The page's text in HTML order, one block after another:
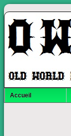
Accueil